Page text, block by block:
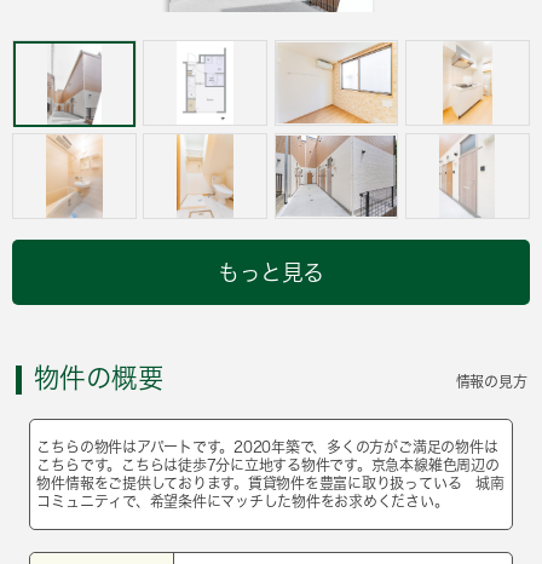
もっと見る
物件の概要 情報の見方
こちらの物件はアパートです。2020年築で、多くの方がご満足の物件は
こちらです。こちらは徒歩7分に立地する物件です。京急本線雑色周辺の
物件情報をご提供しております。賃貸物件を豊富に取り扱っている 城南
コミュニティで、希望条件にマッチした物件をお求めください。